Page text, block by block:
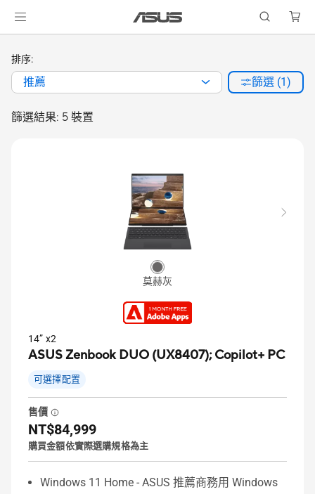
篩選結果: 5 裝置
排序:
推薦 篩選 (1)
莫赫灰
14” x2
ASUS Zenbook DUO (UX8407);Copilot+ PC
可選擇配置
售價
NT$84,999
購買金額依實際選購規格為主
Windows 11 Home - ASUS 推薦商務用 Windows